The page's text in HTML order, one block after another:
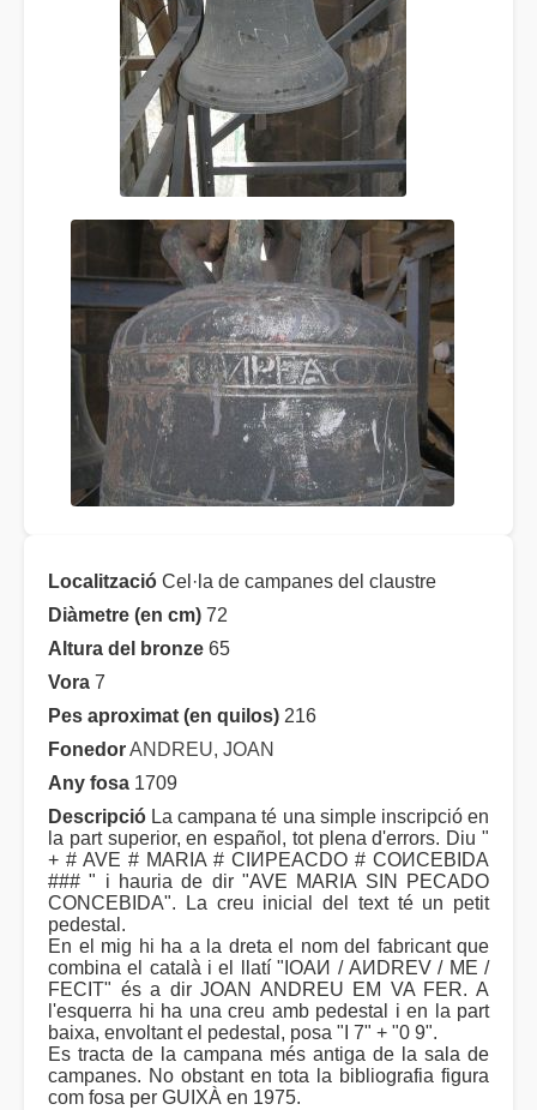
Localització Cel·la de campanes del claustre
Diàmetre (en cm) 72
Altura del bronze 65
Vora 7
Pes aproximat (en quilos) 216
FonedorANDREU, JOAN
Any fosa 1709
Descripció La campana té una simple inscripció en
la part superior, en español, tot plena d'errors. Diu "
+ # AVE # MARIA # CIИPEACDO # COИCEBIDA
### " i hauria de dir "AVE MARIA SIN PECADO
CONCEBIDA". La creu inicial del text té un petit
pedestal.
En el mig hi ha a la dreta el nom del fabricant que
combina el català i el llatí "IOAИ / AИDREV / ME /
FECIT" és a dir JOAN ANDREU EM VA FER. A
l'esquerra hi ha una creu amb pedestal i en la part
baixa, envoltant el pedestal, posa "I 7" + "0 9".
Es tracta de la campana més antiga de la sala de
campanes. No obstant en tota la bibliografia figura
com fosa per GUIXÀ en 1975.